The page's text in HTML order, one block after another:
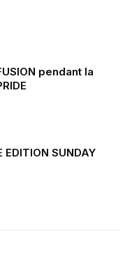
pendant la
EDITION SUNDAY